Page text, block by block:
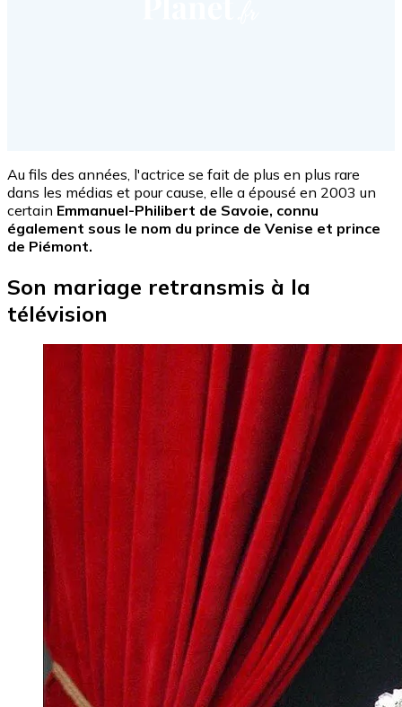
Au fils des années, l'actrice se fait de plus en plus rare
dans les médias et pour cause, elle a épousé en 2003 un
certain Emmanuel-Philibert de Savoie, connu
également sous le nom du prince de Venise et prince
de Piémont.
Son mariage retransmis à la
télévision